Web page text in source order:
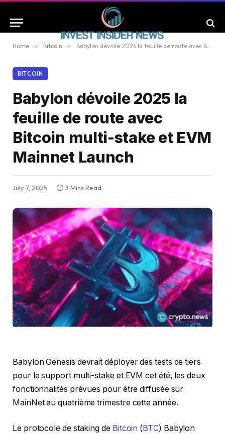
Home » Bitcoin » Babylon dévoile 2025 la feuille de route avec Bitcoin multi-stake et EVM Mainnet Launch
BITCOIN
Babylon dévoile 2025 la
feuille de route avec
Bitcoin multi-stake et EVM
Mainnet Launch
July 7, 2025 3 Mins Read
Babylon Genesis devrait déployer des tests de tiers
pour le support multi-stake et EVM cet été, les deux
fonctionnalités prévues pour être diffusée sur
MainNet au quatrième trimestre cette année.
Le protocole de staking de Bitcoin (BTC) Babylon